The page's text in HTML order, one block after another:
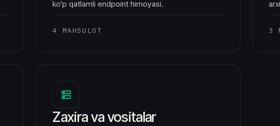
ko'p qatlamli endpoint himoyasi.
4 MAHSULOT 3
Zaxira va vositalar